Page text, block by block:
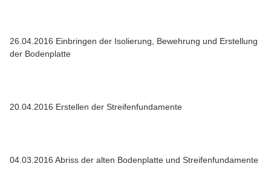
26.04.2016 Einbringen der Isolierung, Bewehrung und Erstellung
der Bodenplatte
20.04.2016 Erstellen der Streifenfundamente
04.03.2016 Abriss der alten Bodenplatte und Streifenfundamente